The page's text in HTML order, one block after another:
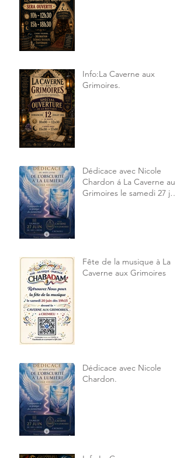
Info:La Caverne aux
Grimoires.
Dédicace avec Nicole
Chardon á La Caverne aux
Grimoires le samedi 27 juin
Fête de la musique à La
Caverne aux Grimoires
Dédicace avec Nicole
Chardon.